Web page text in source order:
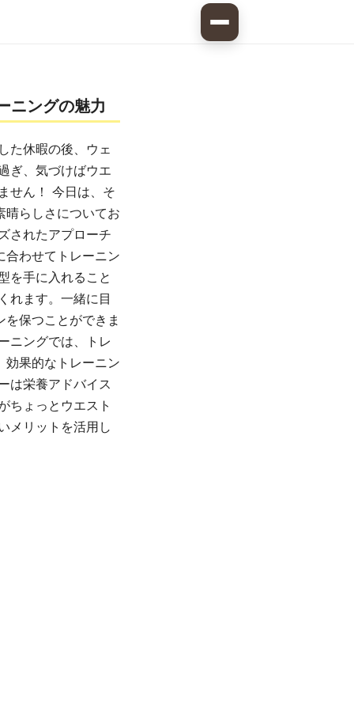
ニングの魅力
た休暇の後、ウェ
ぎ、気づけばウエ
せん！ 今日は、そ
晴らしさについてお
されたアプローチ
合わせてトレーニン
を手に入れること
れます。一緒に目
保つことができま
ニングでは、トレ
効果的なトレーニン
は栄養アドバイス
ちょっとウエスト
メリットを活用し